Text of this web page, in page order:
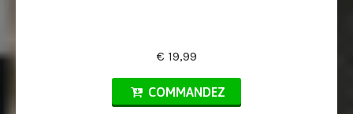
€ 19,99
COMMANDEZ